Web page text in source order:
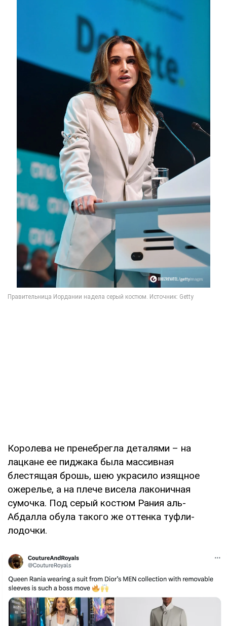
Королева не пренебрегла деталями – на
лацкане ее пиджака была массивная
блестящая брошь, шею украсило изящное
ожерелье, а на плече висела лаконичная
сумочка. Под серый костюм Рания аль-
Абдалла обула такого же оттенка туфли-
лодочки.